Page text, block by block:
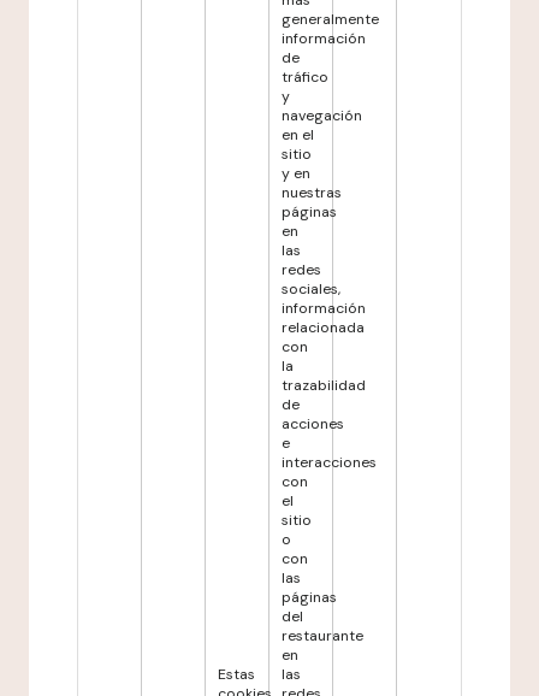
Estas
generalmente
información
de
tráfico
y
navegación
en el
sitio
y en
nuestras
páginas
en
las
redes
sociales,
información
relacionada
con
la
trazabilidad
de
acciones
e
interacciones
con
el
sitio
o
con
las
páginas
del
restaurante
en
las